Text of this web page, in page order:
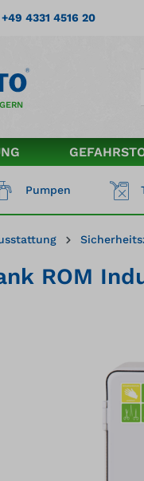
+49 4331 4516 20
Pumpen
ROM